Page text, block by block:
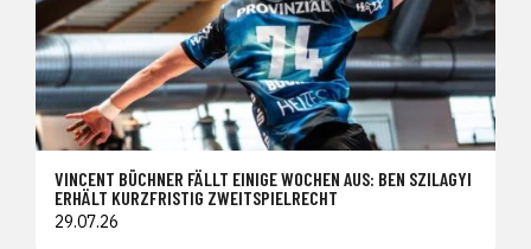
VINCENT BÜCHNER FÄLLT EINIGE WOCHEN AUS: BEN SZILAGYI
ERHÄLT KURZFRISTIG ZWEITSPIELRECHT
29.07.26